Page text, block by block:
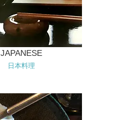
JAPANESE
日本料理